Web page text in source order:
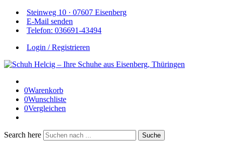
Steinweg 10 · 07607 Eisenberg
E-Mail senden
Telefon: 036691-43494
Login / Registrieren
0Warenkorb
0Wunschliste
0Vergleichen
Search here Suche